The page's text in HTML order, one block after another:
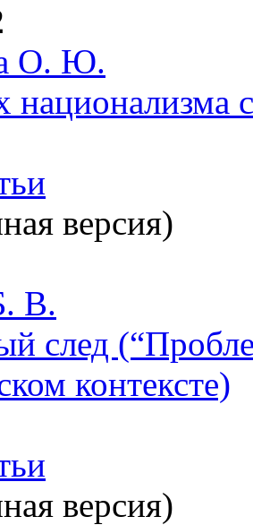
О. Ю.
национализма
версия)
В.
след
контексте)
версия)